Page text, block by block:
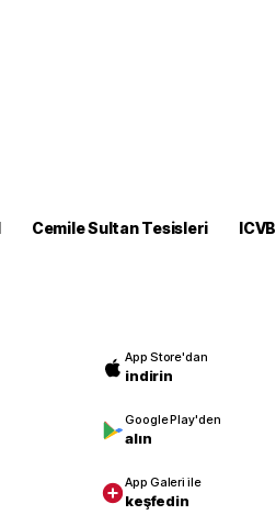
Cemile Sultan Tesisleri ICVB
App Store'dan
indirin
Google Play'den
alın
App Galeri ile
keşfedin